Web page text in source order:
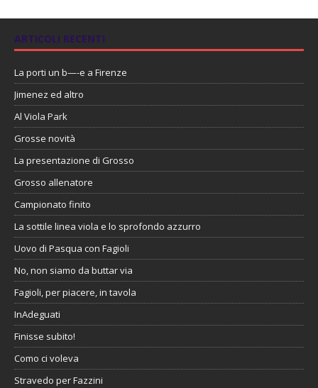
ARTICOLI RECENTI
La porti un b—-e a Firenze
Jimenez ed altro
Al Viola Park
Grosse novità
La presentazione di Grosso
Grosso allenatore
Campionato finito
La sottile linea viola e lo sprofondo azzurro
Uovo di Pasqua con Fagioli
No, non siamo da buttar via
Fagioli, per piacere, in tavola
InAdeguati
Finisse subito!
Como ci voleva
Stravedo per Fazzini